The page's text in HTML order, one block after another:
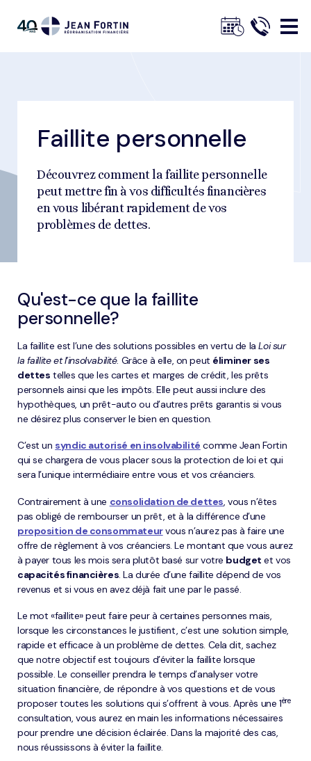
Accueil Explorer les solutions La faillite Trustpilot
Faillite personnelle
Découvrez comment la faillite personnelle
peut mettre fin à vos difficultés financières
en vous libérant rapidement de vos
problèmes de dettes.
Qu'est-ce que la faillite
personnelle?
La faillite est l’une des solutions possibles en vertu de laLoi sur
la faillite et l’insolvabilité. Grâce à elle, on peut éliminer ses
dettes telles que les cartes et marges de crédit, les prêts
personnels ainsi que les impôts. Elle peut aussi inclure des
hypothèques, un prêt-auto ou d’autres prêts garantis si vous
ne désirez plus conserver le bien en question.
C’est un syndic autorisé en insolvabilité comme Jean Fortin
qui se chargera de vous placer sous la protection de loi et qui
sera l’unique intermédiaire entre vous et vos créanciers.
Contrairement à une consolidation de dettes, vous n’êtes
pas obligé de rembourser un prêt, et à la différence d’une
proposition de consommateurvous n’aurez pas à faire une
offre de règlement à vos créanciers. Le montant que vous aurez
à payer tous les mois sera plutôt basé sur votre budget et vos
capacités financières. La durée d’une faillite dépend de vos
revenus et si vous en avez déjà fait une par le passé.
Le mot «faillite» peut faire peur à certaines personnes mais,
lorsque les circonstances le justifient, c’est une solution simple,
rapide et efficace à un problème de dettes. Cela dit, sachez
que notre objectif est toujours d’éviter la faillite lorsque
possible. Le conseiller prendra le temps d’analyser votre
situation financière, de répondre à vos questions et de vous
proposer toutes les solutions qui s’offrent à vous. Après une 1ère
consultation, vous aurez en main les informations nécessaires
pour prendre une décision éclairée. Dans la majorité des cas,
nous réussissons à éviter la faillite.